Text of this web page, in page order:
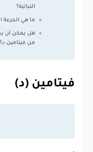
النباتية؟
ما هي الجرعة
هل يمكن أن
من فيتامين د؟
فيتامين (د)